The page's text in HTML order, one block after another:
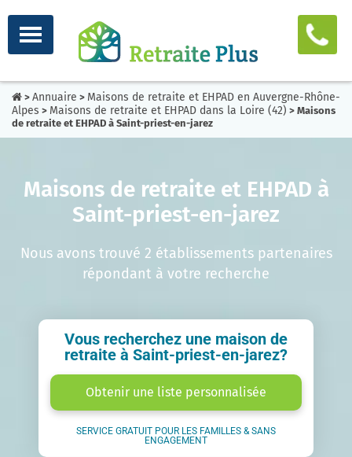
> Annuaire > Maisons de retraite et EHPAD en Auvergne-Rhône-
Alpes > Maisons de retraite et EHPAD dans la Loire (42) > Maisons
de retraite et EHPAD à Saint-priest-en-jarez
Maisons de retraite et EHPAD à
Saint-priest-en-jarez
Nous avons trouvé 2 établissements partenaires
répondant à votre recherche
Vous recherchez une maison de
retraite à Saint-priest-en-jarez?
Obtenir une liste personnalisée
SERVICE GRATUIT POUR LES FAMILLES & SANS
ENGAGEMENT